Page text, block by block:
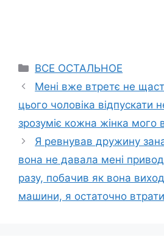
Categories
ВСЕ ОСТАЛЬНОЕ
Мені вже втретє не
цього чоловіка відпускати
зрозуміє кожна жінка мого
Я ревнував дружину
вона не давала мені
разу, побачив як вона
машини, я остаточно